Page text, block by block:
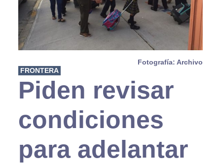
Fotografía: Archivo
FRONTERA
Piden revisar
condiciones
para adelantar